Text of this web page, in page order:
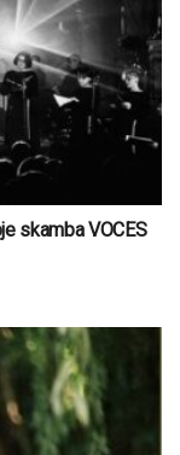
skamba VOCES